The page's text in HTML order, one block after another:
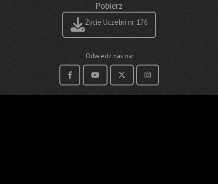
Pobierz
Życie Uczelni nr 176
Odwiedź nas na: